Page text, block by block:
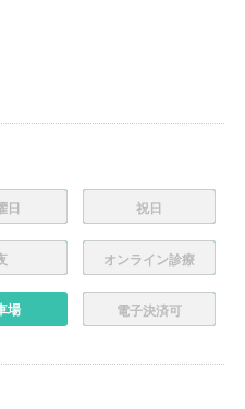
日 祝日
オンライン診療
場 電子決済可